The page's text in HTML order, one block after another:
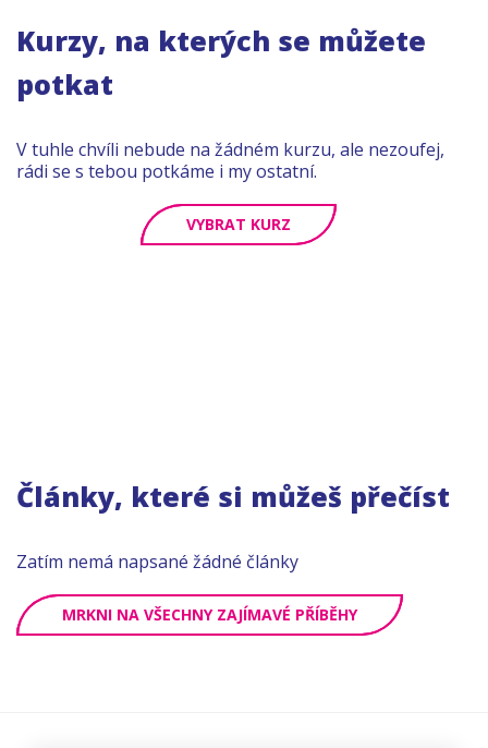
Kurzy, na kterých se můžete
potkat
V tuhle chvíli nebude na žádném kurzu, ale nezoufej,
rádi se s tebou potkáme i my ostatní.
VYBRAT KURZ
Články, které si můžeš přečíst
Zatím nemá napsané žádné články
MRKNI NA VŠECHNY ZAJÍMAVÉ PŘÍBĚHY